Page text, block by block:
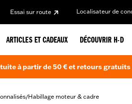
Essai sur route Localisateur de
ARTICLES ET CADEAUX DÉCOUVRIR H-D
à partir de 50 € et retours gratuits
/Habillage moteur & cadre